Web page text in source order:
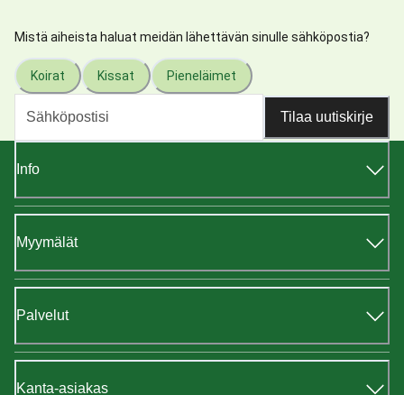
Mistä aiheista haluat meidän lähettävän sinulle sähköpostia?
Koirat Kissat Pieneläimet
Tilaa uutiskirje
Info
Myymälät
Palvelut
Kanta-asiakas